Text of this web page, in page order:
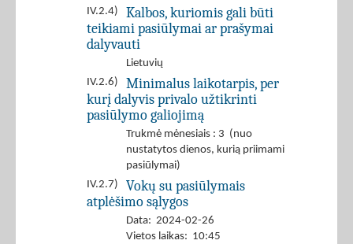
IV.2.4)
Kalbos, kuriomis gali būti
teikiami pasiūlymai ar prašymai
dalyvauti
Lietuvių
IV.2.6)
Minimalus laikotarpis, per
kurį dalyvis privalo užtikrinti
pasiūlymo galiojimą
Trukmė mėnesiais : 3 (nuo
nustatytos dienos, kurią priimami
pasiūlymai)
IV.2.7)
Vokų su pasiūlymais
atplėšimo sąlygos
Data: 2024-02-26
Vietos laikas: 10:45